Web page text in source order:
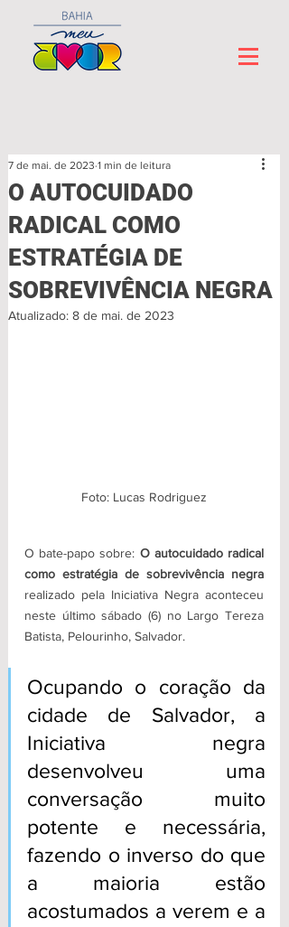
O AUTOCUIDADO
RADICAL COMO
ESTRATÉGIA DE
SOBREVIVÊNCIA NEGRA
7 de mai. de 2023 1 min de leitura
Atualizado: 8 de mai. de 2023
Foto: Lucas Rodriguez
O bate-papo sobre: O autocuidado radical
como estratégia de sobrevivência negra
realizado pela Iniciativa Negra aconteceu
neste último sábado (6) no Largo Tereza
Batista, Pelourinho, Salvador.
Ocupando o coração da
cidade de Salvador, a
Iniciativa negra
desenvolveu uma
conversação muito
potente e necessária,
fazendo o inverso do que
a maioria estão
acostumados a verem e a